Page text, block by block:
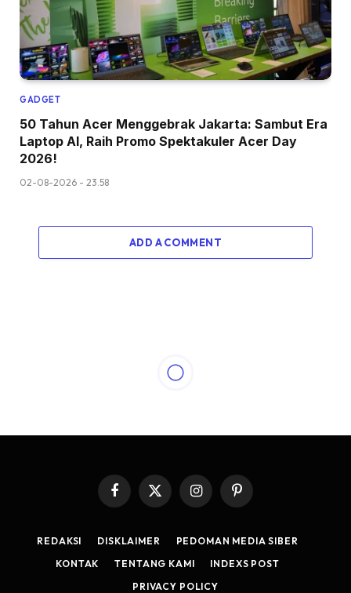
GADGET
50 Tahun Acer Menggebrak Jakarta: Sambut Era
Laptop AI, Raih Promo Spektakuler Acer Day
2026!
02-08-2026 - 23.58
ADD A COMMENT
Facebook
X
(Twitter)
InstagramPinterest
REDAKSI DISKLAIMER
PEDOMAN MEDIA SIBER
KONTAK
TENTANG KAMI
INDEXS POST
PRIVACY POLICY